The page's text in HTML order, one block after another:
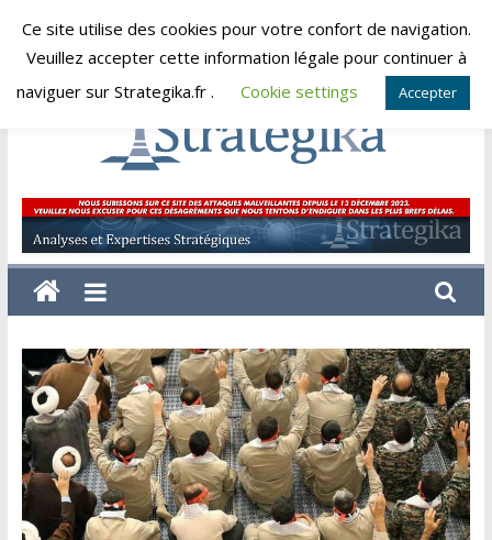
Skip
vendredi, août 7, 2026
Strategika
Expertise
et
Analyses
Ce site utilise des cookies pour votre confort de navigation.
Veuillez accepter cette information légale pour continuer à
naviguer sur Strategika.fr .
Cookie settings Accepter